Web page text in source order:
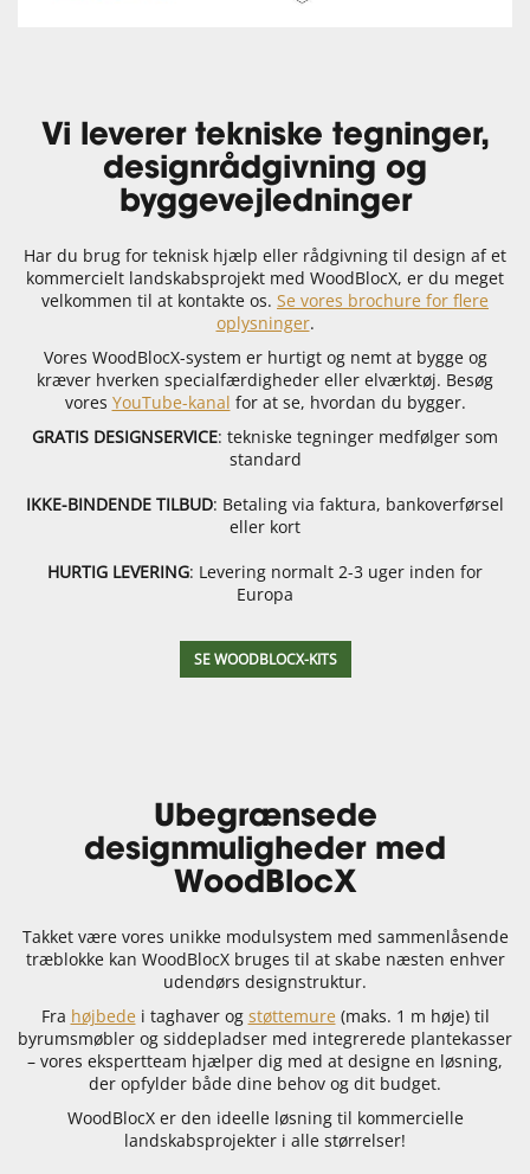
Vi leverer tekniske tegninger,
designrådgivning og
byggevejledninger
Har du brug for teknisk hjælp eller rådgivning til design af et
kommercielt landskabsprojekt med WoodBlocX, er du meget
velkommen til at kontakte os. Se vores brochure for flere
oplysninger.
Vores WoodBlocX-system er hurtigt og nemt at bygge og
kræver hverken specialfærdigheder eller elværktøj. Besøg
vores YouTube-kanal for at se, hvordan du bygger.
GRATIS DESIGNSERVICE: tekniske tegninger medfølger som
standard
IKKE-BINDENDE TILBUD: Betaling via faktura, bankoverførsel
eller kort
HURTIG LEVERING: Levering normalt 2-3 uger inden for
Europa
SE WOODBLOCX-KITS
Ubegrænsede
designmuligheder med
WoodBlocX
Takket være vores unikke modulsystem med sammenlåsende
træblokke kan WoodBlocX bruges til at skabe næsten enhver
udendørs designstruktur.
Fra højbede i taghaver og støttemure (maks. 1 m høje) til
byrumsmøbler og siddepladser med integrerede plantekasser
– vores ekspertteam hjælper dig med at designe en løsning,
der opfylder både dine behov og dit budget.
WoodBlocX er den ideelle løsning til kommercielle
landskabsprojekter i alle størrelser!